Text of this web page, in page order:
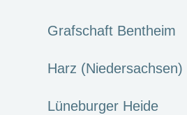
Grafschaft Bentheim
Harz (Niedersachsen)
Lüneburger Heide